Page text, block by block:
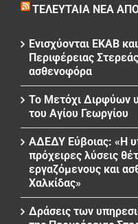
ΤΕΛΕΥΤΑΊΑ ΝΈΑ
Ενισχύονται ΕΚΑΒ
Περιφέρειας
ασθενοφόρα
Το Μετόχι Διρφύων
του Αγίου Γεωργίου
ΑΔΕΔΥ Εύβοιας: «Η
πρόχειρες λύσεις
εργαζόμενους και
Χαλκίδας»
Δράσεις των